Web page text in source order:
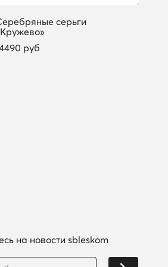
серьги
руб
на новости sbleskom